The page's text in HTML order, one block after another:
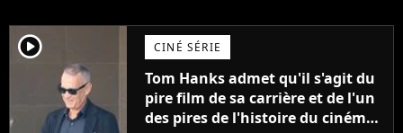
player2 CINÉ SÉRIE
Tom Hanks admet qu'il s'agit du
pire film de sa carrière et de l'un
des pires de l'histoire du cinéma :